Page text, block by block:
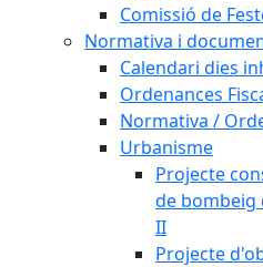
Comissió de
Normativa i
Calendari dies
Ordenances
Normativa /
Urbanisme
Projecte
de bombeig
II
Projecte